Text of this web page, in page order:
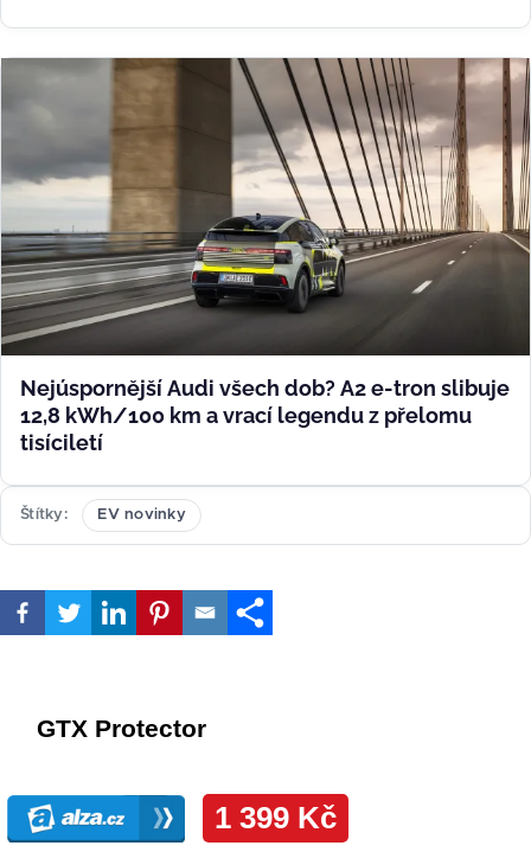
Nejúspornější Audi všech dob? A2 e-tron slibuje
12,8 kWh/100 km a vrací legendu z přelomu
tisíciletí
Štítky EV novinky